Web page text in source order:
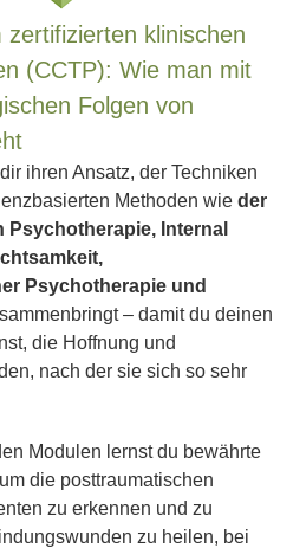
zertifizierten klinischen
(CCTP): Wie man mit
Folgen von
ihren Ansatz, der Techniken
Methoden wie der
Internal
Psychotherapie und
– damit du deinen
die Hoffnung und
nach der sie sich so sehr
Modulen lernst du bewährte
die posttraumatischen
zu erkennen und zu
zu heilen, bei